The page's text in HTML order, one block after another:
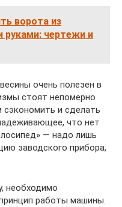
ворота из
руками: чертежи и
очень полезен в
стоят непомерно
и сделать
что нет
— надо лишь
заводского прибора,
необходимо
работы машины.